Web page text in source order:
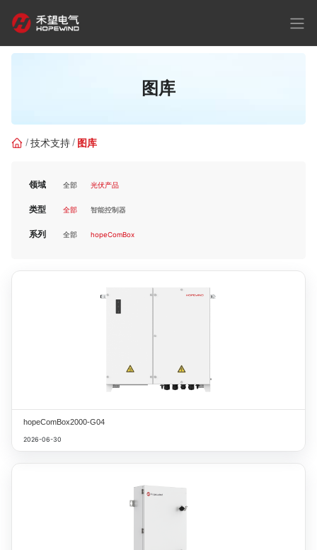
图库
技术支持 图库
领域 全部 光伏产品
类型 全部 智能控制器
系列 全部 hopeComBox
hopeComBox2000-G04
2026-06-30